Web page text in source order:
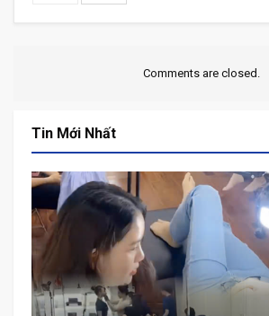
Comments are closed.
Tin Mới Nhất